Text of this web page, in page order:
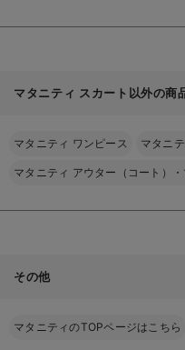
マタニティ スカート以外の商
マタニティ ワンピース マタニ
マタニティ アウター（コート）・
その他
マタニティのTOPページはこちら